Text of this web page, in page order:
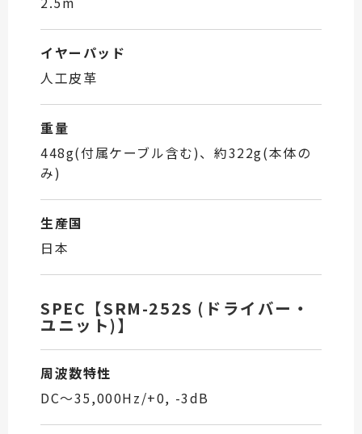
イヤーパッド
人工皮革
重量
448g(付属ケーブル含む)、約322g(本体の
み)
生産国
日本
SPEC【SRM-252S (ドライバー・
ユニット)】
周波数特性
DC～35,000Hz/+0, -3dB